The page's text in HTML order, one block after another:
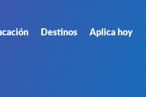
Destinos Aplica hoy